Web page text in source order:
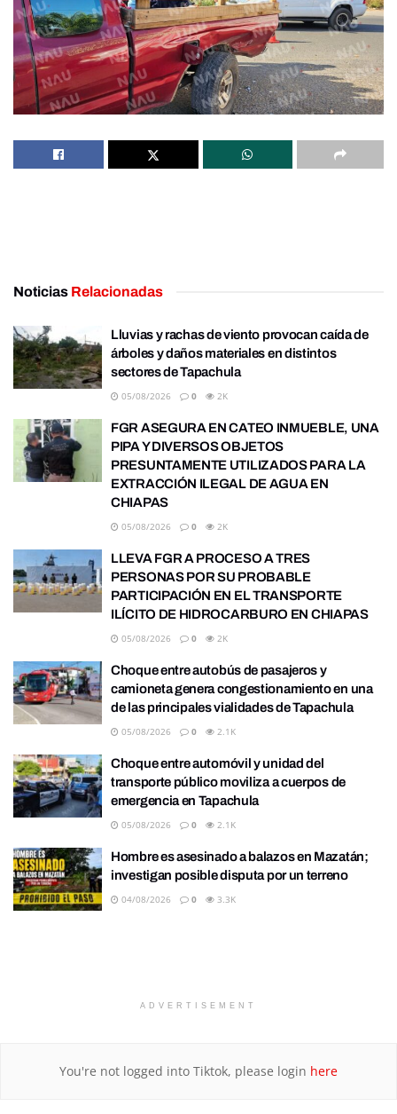
Noticias Relacionadas
Lluvias y rachas de viento provocan caída de
árboles y daños materiales en distintos
sectores de Tapachula
05/08/2026 0 2K
FGR ASEGURA EN CATEO INMUEBLE, UNA
PIPA Y DIVERSOS OBJETOS
PRESUNTAMENTE UTILIZADOS PARA LA
EXTRACCIÓN ILEGAL DE AGUA EN
CHIAPAS
05/08/2026 0 2K
LLEVA FGR A PROCESO A TRES
PERSONAS POR SU PROBABLE
PARTICIPACIÓN EN EL TRANSPORTE
ILÍCITO DE HIDROCARBURO EN CHIAPAS
05/08/2026 0 2K
Choque entre autobús de pasajeros y
camioneta genera congestionamiento en una
de las principales vialidades de Tapachula
05/08/2026 0 2.1K
Choque entre automóvil y unidad del
transporte público moviliza a cuerpos de
emergencia en Tapachula
05/08/2026 0 2.1K
Hombre es asesinado a balazos en Mazatán;
investigan posible disputa por un terreno
04/08/2026 0 3.3K
ADVERTISEMENT
You're not logged into Tiktok, please login here